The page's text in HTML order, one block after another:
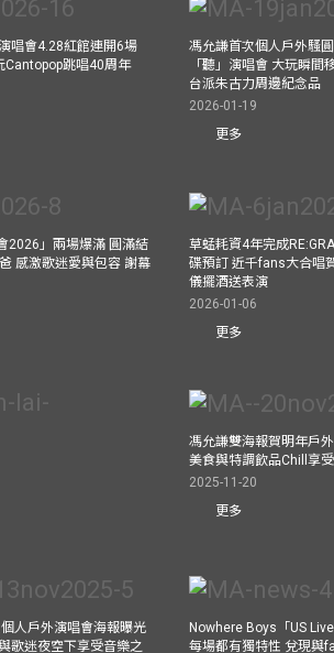
唱會4.28紅館連開6場
Cantopop跳唱40周年
馮允謙首次個人戶外騷
「聽」演唱會 大玩瞬
台派朱古力周邊紀念品
2026-01-19
更多
2026」兩場爆滿 圓滿結
感激歌迷愛與包容 謝幕
草蜢耗資4年完成
碟預訂 近千fans大合唱
儀擺酒送表演
2026-01-06
更多
馮允謙雙海報賀明年戶
美食與特調飲品Chill享
2025-11-20
更多
人戶外演唱會海報曝光
歌迷夜空下享受音樂之
Nowhere Boys「US
每場都有獨特性 兌現與